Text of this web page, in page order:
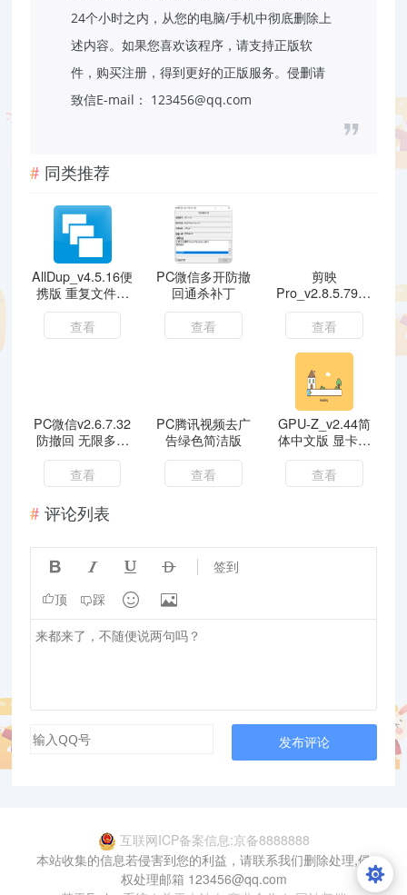
24个小时之内，从您的电脑/手机中彻底删除上
述内容。如果您喜欢该程序，请支持正版软
件，购买注册，得到更好的正版服务。侵删请
致信E-mail： 123456@qq.com
同类推荐
AllDup_v4.5.16便
携版 重复文件查
找
查看
PC微信多开防撤
回通杀补丁
查看
剪映
Pro_v2.8.5.7988
官方版 视频剪辑
查看
PC微信v2.6.7.32
防撤回 无限多开
版下载 亲测可用
查看
PC腾讯视频去广
告绿色简洁版
查看
GPU-Z_v2.44简
体中文版 显卡测
试
查看
评论列表
    签到
顶 踩  
发布评论
互联网ICP备案信息:京备8888888
本站收集的信息若侵害到您的利益，请联系我们删除处理,侵
权处理邮箱 123456@qq.com